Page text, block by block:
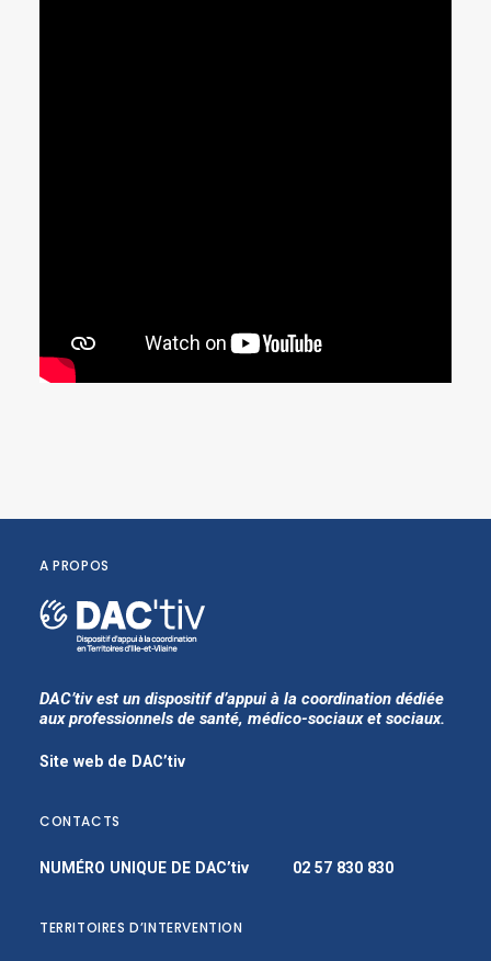
A PROPOS
DAC’tiv est un dispositif d’appui à la coordination dédiée
aux professionnels de santé, médico-sociaux et sociaux.
Site web de DAC’tiv
CONTACTS
NUMÉRO UNIQUE DE DAC’tiv 02 57 830 830
TERRITOIRES D’INTERVENTION